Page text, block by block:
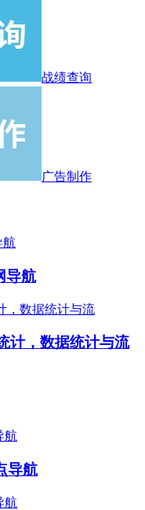
战绩查询
广告制作
导航
计，数据统计与流
导航